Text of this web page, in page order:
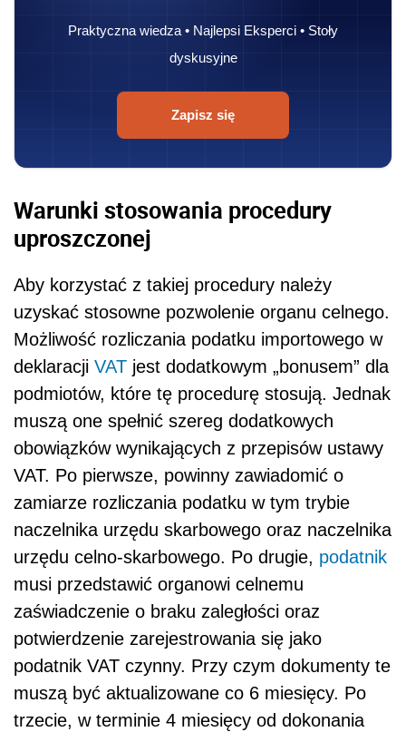
Praktyczna wiedza • Najlepsi Eksperci • Stoły
dyskusyjne
Zapisz się
Warunki stosowania procedury
uproszczonej
Aby korzystać z takiej procedury należy
uzyskać stosowne pozwolenie organu celnego.
Możliwość rozliczania podatku importowego w
deklaracji VAT jest dodatkowym „bonusem” dla
podmiotów, które tę procedurę stosują. Jednak
muszą one spełnić szereg dodatkowych
obowiązków wynikających z przepisów ustawy
VAT. Po pierwsze, powinny zawiadomić o
zamiarze rozliczania podatku w tym trybie
naczelnika urzędu skarbowego oraz naczelnika
urzędu celno-skarbowego. Po drugie, podatnik
musi przedstawić organowi celnemu
zaświadczenie o braku zaległości oraz
potwierdzenie zarejestrowania się jako
podatnik VAT czynny. Przy czym dokumenty te
muszą być aktualizowane co 6 miesięcy. Po
trzecie, w terminie 4 miesięcy od dokonania